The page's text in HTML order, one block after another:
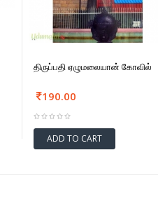
திருப்பதி ஏழுமலையான் கோவில்
190.00
ADD TO CART